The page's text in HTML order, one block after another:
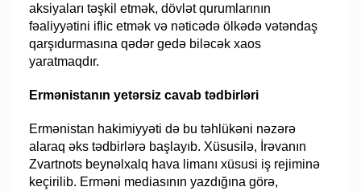
aksiyaları təşkil etmək, dövlət qurumlarının
fəaliyyətini iflic etmək və nəticədə ölkədə vətəndaş
qarşıdurmasına qədər gedə biləcək xaos
yaratmaqdır.
Ermənistanın yetərsiz cavab tədbirləri
Ermənistan hakimiyyəti də bu təhlükəni nəzərə
alaraq əks tədbirlərə başlayıb. Xüsusilə, İrəvanın
Zvartnots beynəlxalq hava limanı xüsusi iş rejiminə
keçirilib. Erməni mediasının yazdığına görə,